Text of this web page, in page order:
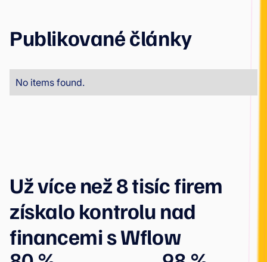
Publikované články
No items found.
Už více než 8 tisíc firem
získalo kontrolu nad
financemi s Wflow